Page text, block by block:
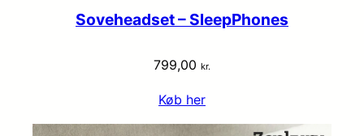
Soveheadset – SleepPhones
799,00 kr.
Køb her